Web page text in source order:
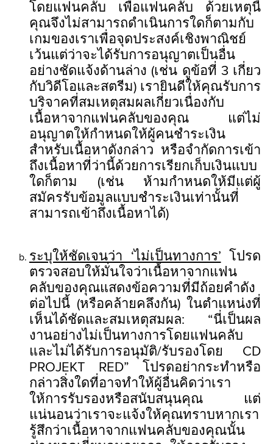
โดยแฟนคลับ เพื่อแฟนคลับ ด้วยเหตุนี้
คุณจึงไม่สามารถดำเนินการใดก็ตามกับ
เกมของเราเพื่อจุดประสงค์เชิงพาณิชย์
เว้นแต่ว่าจะได้รับการอนุญาตเป็นอื่น
อย่างชัดแจ้งด้านล่าง (เช่น ดูข้อที่ 3 เกี่ยว
กับวิดีโอและสตรีม) เรายินดีให้คุณรับการ
บริจาคที่สมเหตุสมผลเกี่ยวเนื่องกับ
เนื้อหาจากแฟนคลับของคุณ แต่ไม่
อนุญาตให้กำหนดให้ผู้คนชำระเงิน
สำหรับเนื้อหาดังกล่าว หรือจำกัดการเข้า
ถึงเนื้อหาที่ว่านี้ด้วยการเรียกเก็บเงินแบบ
ใดก็ตาม (เช่น ห้ามกำหนดให้มีแต่ผู้
สมัครรับข้อมูลแบบชำระเงินเท่านั้นที่
สามารถเข้าถึงเนื้อหาได้)
ระบุให้ชัดเจนว่า ‘ไม่เป็นทางการ’ โปรด
ตรวจสอบให้มั่นใจว่าเนื้อหาจากแฟน
คลับของคุณแสดงข้อความที่มีถ้อยคำดัง
ต่อไปนี้ (หรือคล้ายคลึงกัน) ในตำแหน่งที่
เห็นได้ชัดและสมเหตุสมผล: “นี่เป็นผล
งานอย่างไม่เป็นทางการโดยแฟนคลับ
และไม่ได้รับการอนุมัติ/รับรองโดย CD
PROJEKT RED” โปรดอย่ากระทำหรือ
กล่าวสิ่งใดที่อาจทำให้ผู้อื่นคิดว่าเรา
ให้การรับรองหรือสนับสนุนคุณ แต่
แน่นอนว่าเราจะแจ้งให้คุณทราบหากเรา
รู้สึกว่าเนื้อหาจากแฟนคลับของคุณนั้น